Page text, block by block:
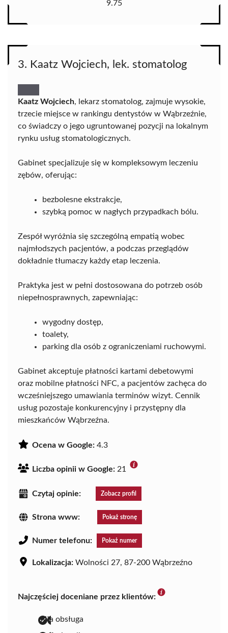
9.75
3. Kaatz Wojciech, lek. stomatolog
Kaatz Wojciech, lekarz stomatolog, zajmuje wysokie,
trzecie miejsce w rankingu dentystów w Wąbrzeźnie,
co świadczy o jego ugruntowanej pozycji na lokalnym
rynku usług stomatologicznych.
Gabinet specjalizuje się w kompleksowym leczeniu
zębów, oferując:
bezbolesne ekstrakcje,
szybką pomoc w nagłych przypadkach bólu.
Zespół wyróżnia się szczególną empatią wobec
najmłodszych pacjentów, a podczas przeglądów
dokładnie tłumaczy każdy etap leczenia.
Praktyka jest w pełni dostosowana do potrzeb osób
niepełnosprawnych, zapewniając:
wygodny dostęp,
toalety,
parking dla osób z ograniczeniami ruchowymi.
Gabinet akceptuje płatności kartami debetowymi
oraz mobilne płatności NFC, a pacjentów zachęca do
wcześniejszego umawiania terminów wizyt. Cennik
usług pozostaje konkurencyjny i przystępny dla
mieszkańców Wąbrzeźna.
Ocena w Google: 4.3
Liczba opinii w Google: 21
Czytaj opinie: Zobacz profil
Strona www: Pokaż stronę
Numer telefonu: Pokaż numer
Lokalizacja: Wolności 27, 87-200 Wąbrzeźno
Najczęściej doceniane przez klientów:
miła obsługa